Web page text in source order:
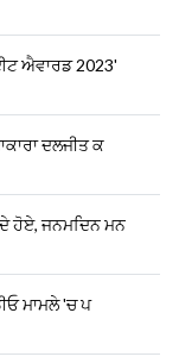
ਐਵਾਰਡ 2023'
ਦਲਜੀਤ ਕ
ਹੋਏ, ਜਨਮਦਿਨ ਮਨ
ਮਾਮਲੇ 'ਚ ਪ